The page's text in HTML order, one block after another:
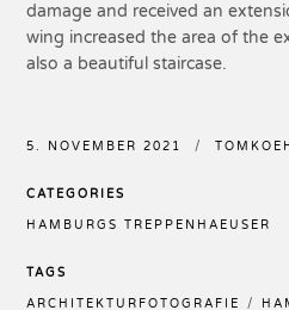
damage and received an
wing increased the area of the
also a beautiful staircase.
5. NOVEMBER 2021
CATEGORIES
HAMBURGS TREPPENHAEUSER
TAGS
ARCHITEKTURFOTOGRAFIE